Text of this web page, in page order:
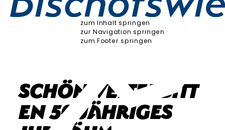
zum Inhalt springen
zur Navigation springen
zum Footer springen
Schönwetterbitt
en 50-jähriges